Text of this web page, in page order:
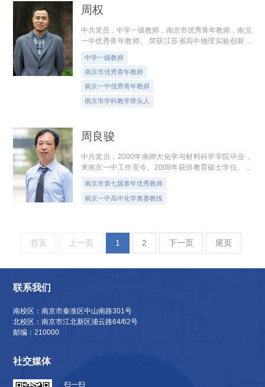
周权
中共党员，中学一级教师，南京市优秀青年教师，南京
一中优秀青年教师。 荣获江苏省高中物理实验创新评
江苏省高中物理实验教学创新设计评比...
中学一级教师
南京市优秀青年教师
南京一中优秀青年教师
南京市学科教学带头人
周良骏
中共党员，2000年南师大化学与材料科学学院毕业，
来南京一中工作至今。2008年获得教育硕士学位。南
京市第七届青年优秀教师，高中化学教学技能大赛一等
奖，全国数字化实验大赛一等奖。担任南...
南京市第七届青年优秀教师
南京一中高中化学奥赛教练
首页 上一页 1 2 下一页 尾页
联系我们
南校区：南京市秦淮区中山南路301号
北校区：南京市江北新区浦云路64/62号
邮编：210000
社交媒体
扫一扫